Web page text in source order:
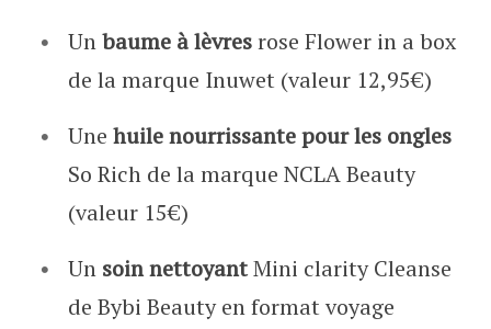
Unbaume à lèvresrose Flower in a box
de la marque Inuwet (valeur 12,95€)
Une huile nourrissante pour les ongles
So Rich de la marque NCLA Beauty
(valeur 15€)
Un soin nettoyantMini clarity Cleanse
de Bybi Beauty en format voyage